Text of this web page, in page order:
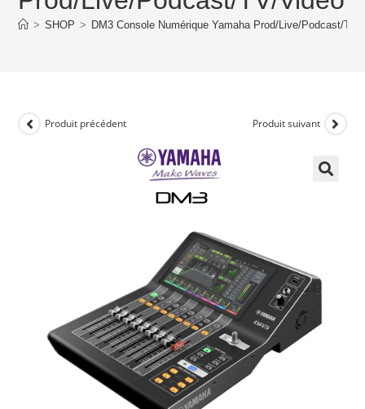
> SHOP > DM3 Console Numérique Yamaha Prod/Live/Podcast/TV/
Produit précédent Produit suivant